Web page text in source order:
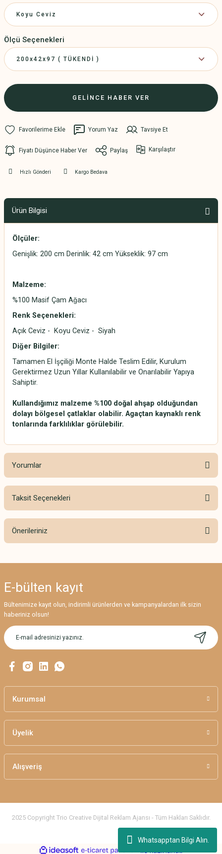
Whatsapptan Bilgi Alın.
Ölçü Seçenekleri
GELİNCE HABER VER
Yorum Yaz Tavsiye Et
Fiyatı Düşünce Haber Ver Paylaş Karşılaştır
Hızlı Gönderi Kargo Bedava
Ürün Bilgisi
Ölçüler:
Genişlik: 200 cm Derinlik: 42 cm Yükseklik: 97 cm
Malzeme:
%100 Masif Çam Ağacı
Renk Seçenekleri:
Açık Ceviz - Koyu Ceviz - Siyah
Diğer Bilgiler:
Tamamen El İşçiliği Monte Halde Teslim Edilir, Kurulum
Gerektirmez Uzun Yıllar Kullanılabilir ve Onarılabilir Yapıya
Sahiptir.
Kullandığımız malzeme %100 doğal ahşap olduğundan
dolayı bölgesel çatlaklar olabilir. Agaçtan kaynaklı renk
tonlarında farklılıklar görülebilir.
Yorumlar
Bu ürüne ilk yorumu siz yapın!
Taksit Seçenekleri
Önerileriniz
Görüş ve önerileriniz için teşekkür ederiz.
Ürün resmi kalitesiz, bozuk veya görüntülenemiyor.
Ürün açıklamasında eksik bilgiler bulunuyor.
Ürün bilgilerinde hatalar bulunuyor.
Bu ürüne benzer farklı alternatifler olmalı.
E-bülten kayıt
Bültenimize kayıt olun, indirimli ürünlerden ve kampanyalardan ilk sizin
haberiniz olsun!
Kurumsal
Üyelik
Alışveriş
2025 Copyright Trio Creative Dijital Reklam Ajansı - Tüm Hakları Saklıdır.
ideasoft